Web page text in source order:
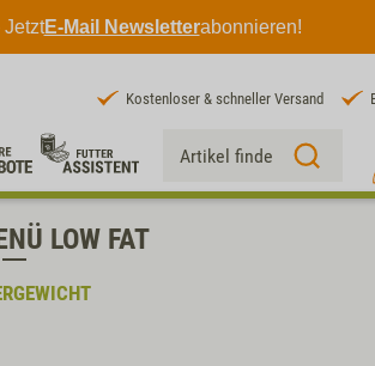
JetztE-Mail Newsletterabonnieren!
Kostenloser & schneller Versand
Suche 1
LOW FAT